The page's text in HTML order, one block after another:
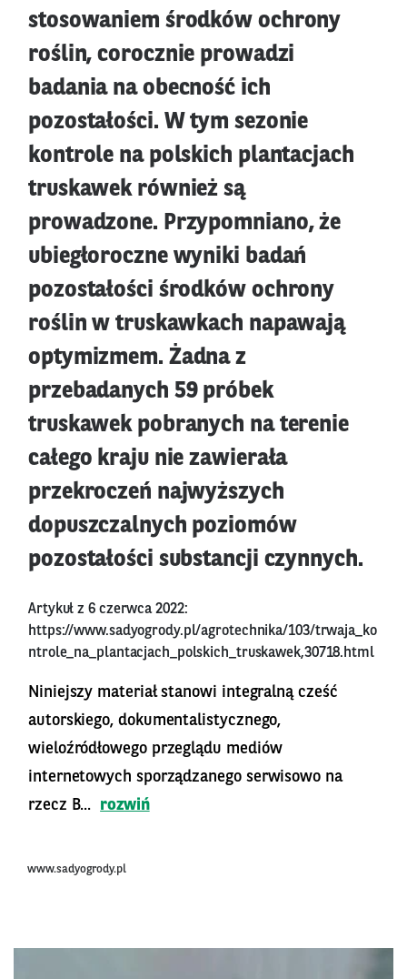
stosowaniem środków ochrony
roślin, corocznie prowadzi
badania na obecność ich
pozostałości. W tym sezonie
kontrole na polskich plantacjach
truskawek również są
prowadzone. Przypomniano, że
ubiegłoroczne wyniki badań
pozostałości środków ochrony
roślin w truskawkach napawają
optymizmem. Żadna z
przebadanych 59 próbek
truskawek pobranych na terenie
całego kraju nie zawierała
przekroczeń najwyższych
dopuszczalnych poziomów
pozostałości substancji czynnych.
Artykuł z 6 czerwca 2022:
https://www.sadyogrody.pl/agrotechnika/103/trwaja_ko
ntrole_na_plantacjach_polskich_truskawek,30718.html
Niniejszy materiał stanowi integralną cześć
autorskiego, dokumentalistycznego,
wieloźródłowego przeglądu mediów
internetowych sporządzanego serwisowo na
rzecz B...
rozwiń
www.sadyogrody.pl